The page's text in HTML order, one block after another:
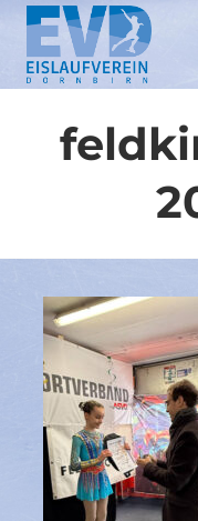
Springe
zum
Inhalt